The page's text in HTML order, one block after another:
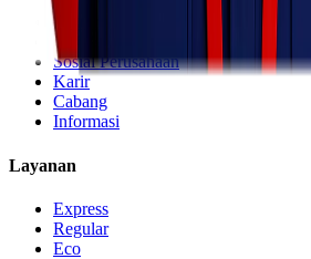
Tentang Kami
Visi & Misi
Sosial Perusahaan
Karir
Cabang
Informasi
Layanan
Express
Regular
Eco